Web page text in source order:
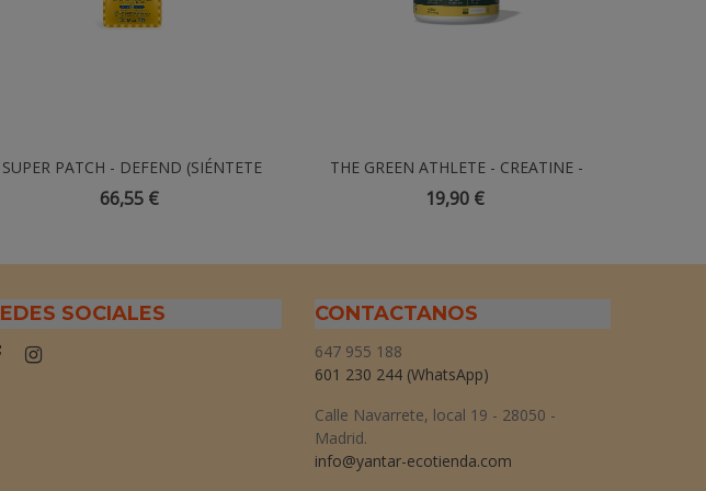
Añadir Al Carrito
SUPER PATCH - DEFEND (SIÉNTETE
MEJOR CON TU SALUD) - 30 Parches
66,55 €
Añadir Al Carrito
THE GREEN ATHLETE - CREATINE -
400gr
19,90 €
SOCIALES CONTACTANOS
647 955 188
601 230 244 (WhatsApp)
Calle Navarrete, local 19 - 28050 -
Madrid.
info@yantar-ecotienda.com